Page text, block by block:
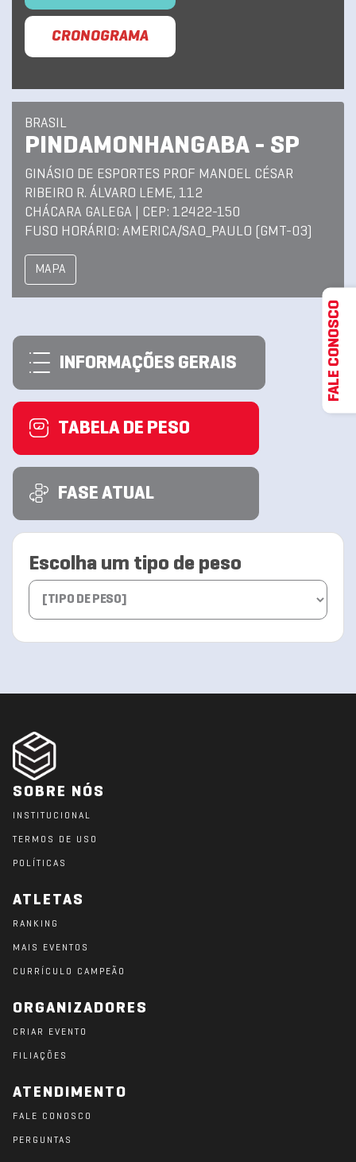
CRONOGRAMA
BRASIL
PINDAMONHANGABA - SP
GINÁSIO DE ESPORTES PROF MANOEL CÉSAR
RIBEIRO R. ÁLVARO LEME, 112
CHÁCARA GALEGA | CEP: 12422-150
FUSO HORÁRIO: AMERICA/SAO_PAULO (GMT-03)
MAPA
INFORMAÇÕES GERAIS
TABELA DE PESO
FASE ATUAL
Escolha um tipo de peso
SOBRE NÓS
INSTITUCIONAL
TERMOS DE USO
POLÍTICAS
ATLETAS
RANKING
MAIS EVENTOS
CURRÍCULO CAMPEÃO
ORGANIZADORES
CRIAR EVENTO
FILIAÇÕES
ATENDIMENTO
FALE CONOSCO
PERGUNTAS
FALE CONOSCO